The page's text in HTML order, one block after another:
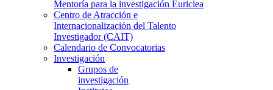
Mentoría para la investigación Euriclea
Centro de Atracción e
Internacionalización del Talento
Investigador (CAIT)
Calendario de Convocatorias
Investigación
Grupos de
investigación